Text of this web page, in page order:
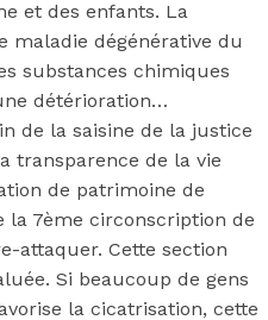
et des enfants. La
maladie dégénérative du
substances chimiques
détérioration…
de la saisine de la justice
transparence de la vie
de patrimoine de
la 7ème circonscription de
attaquer. Cette section
Si beaucoup de gens
la cicatrisation, cette